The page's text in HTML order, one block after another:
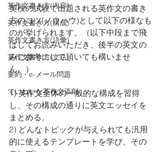
英作文書き方(内容)
英作文書き方(構成)
英作文書き方(語彙)
英作文書き方(文法)
要約・e-メール問題
ていねいな英作文添削
英検の試験で出題される英作文の書き
方のコツ(ノウハウ)として以下の様なも
のが挙げられます。（以下中段まで飛
ばしてお読みいただき、後半の英文の
みご参考にして頂いても構いませ
ん。）
1) 英作文全体の一般的な構成を習得
し、その構成の通りに英文エッセイを
まとめる。
2) どんなトピックが与えられても汎用
的に使えるテンプレートを学び、その